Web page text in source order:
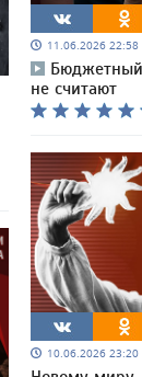
11.06.2026 22:58
не считают
10.06.2026 23:20